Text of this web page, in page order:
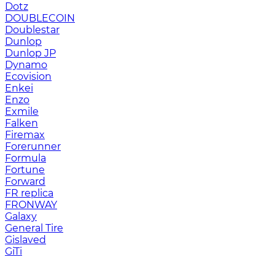
Dotz
DOUBLECOIN
Doublestar
Dunlop
Dunlop JP
Dynamo
Ecovision
Enkei
Enzo
Exmile
Falken
Firemax
Forerunner
Formula
Fortune
Forward
FR replica
FRONWAY
Galaxy
General Tire
Gislaved
GiTi